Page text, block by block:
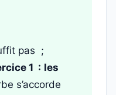
pas ;
1 : les
s’accorde